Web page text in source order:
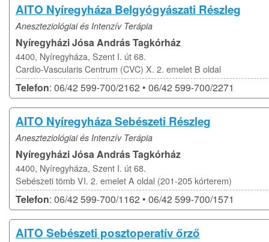
AITO Nyíregyháza Belgyógyászati Részleg
Aneszteziológiai és Intenzív Terápia
Nyíregyházi Jósa András Tagkórház
4400, Nyíregyháza, Szent I. út 68.
Cardio-Vascularis Centrum (CVC) X. 2. emelet B oldal
Telefon: 06/42 599-700/2162 • 06/42 599-700/2271
AITO Nyíregyháza Sebészeti Részleg
Aneszteziológiai és Intenzív Terápia
Nyíregyházi Jósa András Tagkórház
4400, Nyíregyháza, Szent I. út 68.
Sebészeti tömb VI. 2. emelet A oldal (201-205 kórterem)
Telefon: 06/42 599-700/1162 • 06/42 599-700/1571
AITO Sebészeti posztoperatív őrző